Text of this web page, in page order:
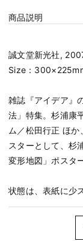
商品説明
誠文堂新光社,
Size：
雑誌『アイデア』
法」特集。杉浦康
ム／松田行正 ほか
スターとして、杉
変形地図」ポスタ
状態は、表紙に少